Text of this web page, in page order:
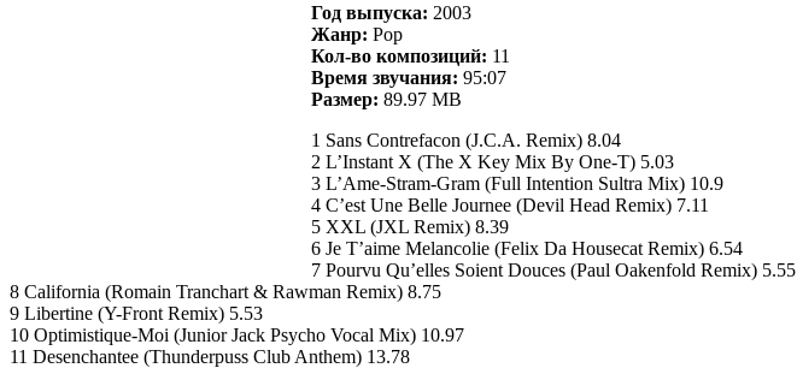
Год выпуска: 2003
Жанр: Pop
Кол-во композиций: 11
Время звучания: 95:07
Размер: 89.97 MB
1 Sans Contrefacon (J.C.A. Remix) 8.04
2 L’Instant X (The X Key Mix By One-T) 5.03
3 L’Ame-Stram-Gram (Full Intention Sultra Mix) 10.9
4 C’est Une Belle Journee (Devil Head Remix) 7.11
5 XXL (JXL Remix) 8.39
6 Je T’aime Melancolie (Felix Da Housecat Remix) 6.54
7 Pourvu Qu’elles Soient Douces (Paul Oakenfold Remix) 5.55
8 California (Romain Tranchart & Rawman Remix) 8.75
9 Libertine (Y-Front Remix) 5.53
10 Optimistique-Moi (Junior Jack Psycho Vocal Mix) 10.97
11 Desenchantee (Thunderpuss Club Anthem) 13.78